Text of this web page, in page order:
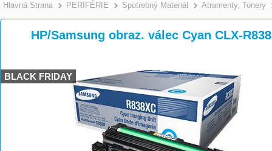
Hlavná Strana >
PERIFÉRIE >
Spotrebný Materiál >
Atramenty, Tonery
HP/Samsung obraz. válec Cyan CLX-
BLACK FRIDAY